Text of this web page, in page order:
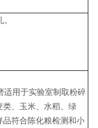
适用于实验室制取粉碎
类、玉米、水稻、绿
品符合陈化粮检测和小